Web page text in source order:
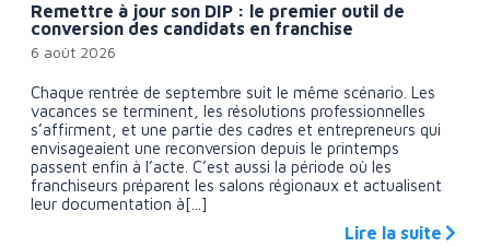
Remettre à jour son DIP : le premier outil de
conversion des candidats en franchise
6 août 2026
Chaque rentrée de septembre suit le même scénario. Les
vacances se terminent, les résolutions professionnelles
s’affirment, et une partie des cadres et entrepreneurs qui
envisageaient une reconversion depuis le printemps
passent enfin à l’acte. C’est aussi la période où les
franchiseurs préparent les salons régionaux et actualisent
leur documentation à[...]
Lire la suite